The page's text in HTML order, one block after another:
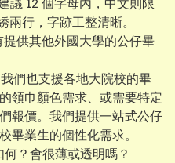
議 12 個字母內，中文則限
兩行，字跡工整清晰。
供其他外國大學的公仔畢
們也支援各地大院校的畢
領巾顏色需求、或需要特定
報價。我們提供一站式公仔
畢業生的個性化需求。
？會很薄或透明嗎？